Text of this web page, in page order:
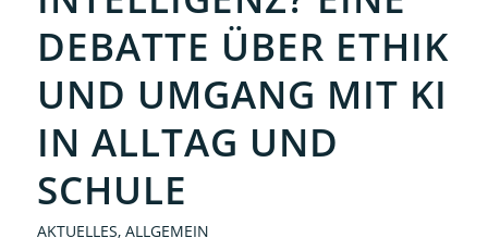
DEBATTE ÜBER ETHIK
UND UMGANG MIT KI
IN ALLTAG UND
SCHULE
AKTUELLES, ALLGEMEIN